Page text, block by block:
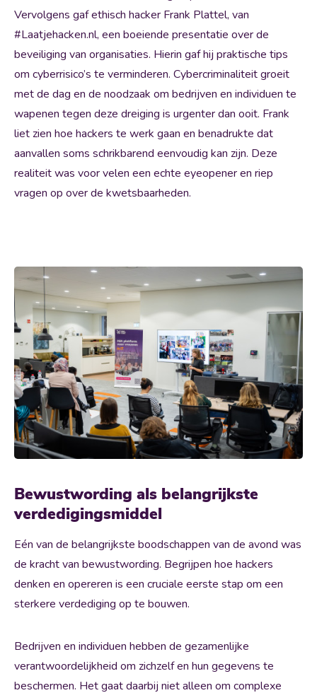
Vervolgens gaf ethisch hacker Frank Plattel, van
#Laatjehacken.nl, een boeiende presentatie over de
beveiliging van organisaties. Hierin gaf hij praktische tips
om cyberrisico’s te verminderen. Cybercriminaliteit groeit
met de dag en de noodzaak om bedrijven en individuen te
wapenen tegen deze dreiging is urgenter dan ooit. Frank
liet zien hoe hackers te werk gaan en benadrukte dat
aanvallen soms schrikbarend eenvoudig kan zijn. Deze
realiteit was voor velen een echte eyeopener en riep
vragen op over de kwetsbaarheden.
Bewustwording als belangrijkste
verdedigingsmiddel
Eén van de belangrijkste boodschappen van de avond was
de kracht van bewustwording. Begrijpen hoe hackers
denken en opereren is een cruciale eerste stap om een
sterkere verdediging op te bouwen.
Bedrijven en individuen hebben de gezamenlijke
verantwoordelijkheid om zichzelf en hun gegevens te
beschermen. Het gaat daarbij niet alleen om complexe